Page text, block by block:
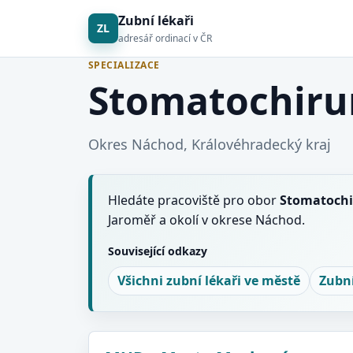
ZL Zubní lékaři
adresář ordinací v ČR
SPECIALIZACE
Okres Náchod, Královéhradecký kraj
Hledáte pracoviště pro obor
Jaroměř a okolí v okrese Náchod.
Související odkazy
Všichni zubní lékaři ve městě